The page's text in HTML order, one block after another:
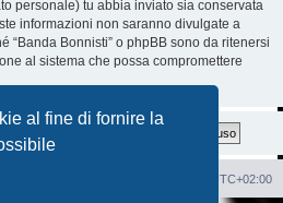
al fine di fornire la
personale) tu abbia inviato sia conservata
informazioni non saranno divulgate a
“Banda Bonnisti” o phpBB sono da ritenersi
al sistema che possa compromettere
UTC+02:00